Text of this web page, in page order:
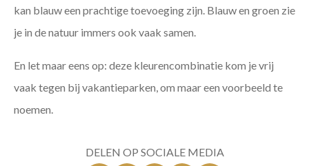
kan blauw een prachtige toevoeging zijn. Blauw en groen zie
je in de natuur immers ook vaak samen.
En let maar eens op: deze kleurencombinatie kom je vrij
vaak tegen bij vakantieparken, om maar een voorbeeld te
noemen.
DELEN OP SOCIALE MEDIA